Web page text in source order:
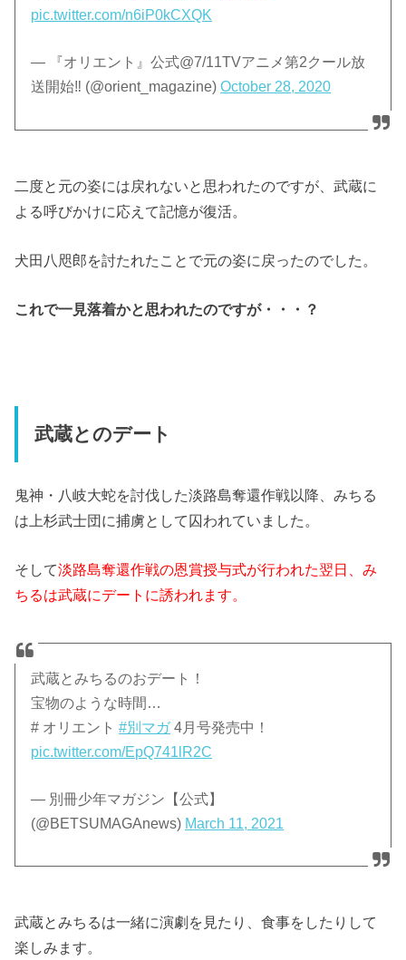
pic.twitter.com/n6iP0kCXQK
— 『オリエント』公式@7/11TVアニメ第2クール放
送開始‼︎ (@orient_magazine)October 28, 2020
二度と元の姿には戻れないと思われたのですが、武蔵に
よる呼びかけに応えて記憶が復活。
犬田八咫郎を討たれたことで元の姿に戻ったのでした。
これで一見落着かと思われたのですが・・・？
武蔵とのデート
鬼神・八岐大蛇を討伐した淡路島奪還作戦以降、みちる
は上杉武士団に捕虜として囚われていました。
そして淡路島奪還作戦の恩賞授与式が行われた翌日、み
ちるは武蔵にデートに誘われます。
武蔵とみちるのおデート！
宝物のような時間…
# オリエント#別マガ4月号発売中！
pic.twitter.com/EpQ741lR2C
— 別冊少年マガジン【公式】
(@BETSUMAGAnews) March 11, 2021
武蔵とみちるは一緒に演劇を見たり、食事をしたりして
楽しみます。